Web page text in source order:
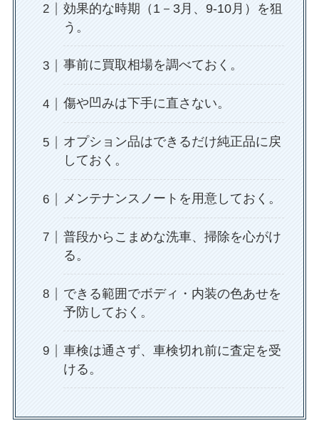
効果的な時期（1－3月、9-10月）を狙
う。
事前に買取相場を調べておく。
傷や凹みは下手に直さない。
オプション品はできるだけ純正品に戻
しておく。
メンテナンスノートを用意しておく。
普段からこまめな洗車、掃除を心がけ
る。
できる範囲でボディ・内装の色あせを
予防しておく。
車検は通さず、車検切れ前に査定を受
ける。